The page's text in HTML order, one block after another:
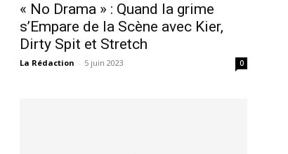
« No Drama » : Quand la grime
s’Empare de la Scène avec Kier,
Dirty Spit et Stretch
La Rédaction - 5 juin 2023 0